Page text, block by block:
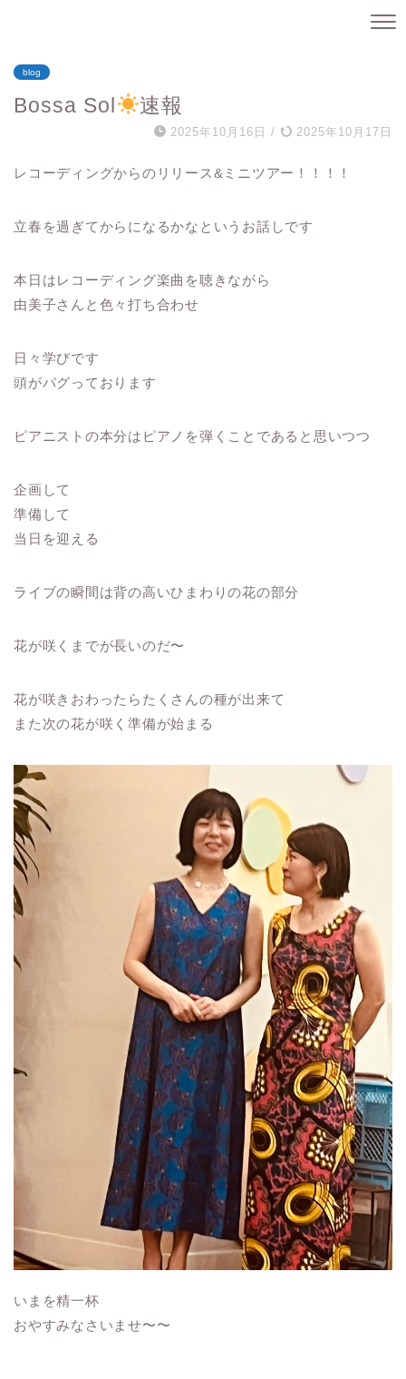
blog
Bossa Sol 速報
2025年10月16日 / 2025年10月17日
レコーディングからのリリース&ミニツアー！！！！
立春を過ぎてからになるかなというお話しです
本日はレコーディング楽曲を聴きながら
由美子さんと色々打ち合わせ
日々学びです
頭がバグっております
ピアニストの本分はピアノを弾くことであると思いつつ
企画して
準備して
当日を迎える
ライブの瞬間は背の高いひまわりの花の部分
花が咲くまでが長いのだ〜
花が咲きおわったらたくさんの種が出来て
また次の花が咲く準備が始まる
いまを精一杯
おやすみなさいませ〜〜